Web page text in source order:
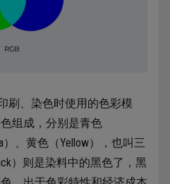
刷、染色时使用的色彩模
组成，分别是青色
）、黄色（Yellow），也叫三
）则是染料中的黑色了，黑